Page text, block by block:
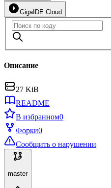
GigaIDE Cloud
Описание
27 KiB
README
В избранном0
Форки0
Сообщить о нарушении
master